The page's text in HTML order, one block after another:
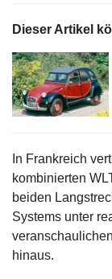
Dieser Artikel
In Frankreich
kombinierten
beiden
Systems unter
hinaus.